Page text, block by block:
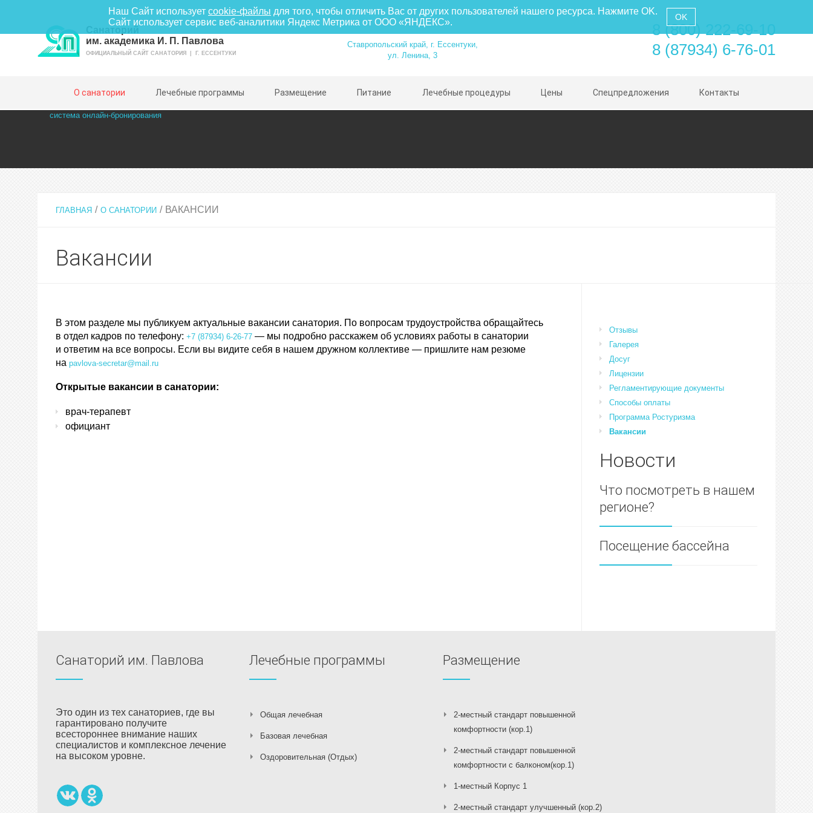
Ставропольский край, г. Ессентуки,
ул. Ленина, 3
8 (800) 222-69-10
8 (87934) 6-76-01
им. академика И. П. Павлова
ОФИЦИАЛЬНЫЙ САЙТ САНАТОРИЯ | Г. ЕССЕНТУКИ
О санатории Лечебные программы Размещение Питание Лечебные процедуры Цены Спецпредложения Контакты
система онлайн-бронирования
ГЛАВНАЯ О САНАТОРИИ ВАКАНСИИ
Вакансии
В этом разделе мы публикуем актуальные вакансии санатория. По вопросам трудоустройства обращайтесь
в отдел кадров по телефону: +7 (87934) 6-26-77 — мы подробно расскажем об условиях работы в санатории
и ответим на все вопросы. Если вы видите себя в нашем дружном коллективе — пришлите нам резюме
на pavlova-secretar@mail.ru
Открытые вакансии в санатории:
врач-терапевт
официант
Отзывы
Галерея
Досуг
Лицензии
Регламентирующие документы
Способы оплаты
Программа Ростуризма
Вакансии
Новости
Что посмотреть в нашем
регионе?
Посещение бассейна
Санаторий им. Павлова
Это один из тех санаториев, где вы
гарантировано получите
всестороннее внимание наших
специалистов и комплексное лечение
на высоком уровне.
Лечебные программы
Общая лечебная
Базовая лечебная
Оздоровительная (Отдых)
Размещение
2-местный стандарт повышенной
комфортности (кор.1)
2-местный стандарт повышенной
комфортности с балконом(кор.1)
1-местный Корпус 1
2-местный стандарт улучшенный (кор.2)
Наш Сайт использует cookie-файлы для того, чтобы отличить Вас от других пользователей нашего ресурса. Нажмите OK.
Сайт использует сервис веб-аналитики Яндекс Метрика от ООО «ЯНДЕКС».
OK